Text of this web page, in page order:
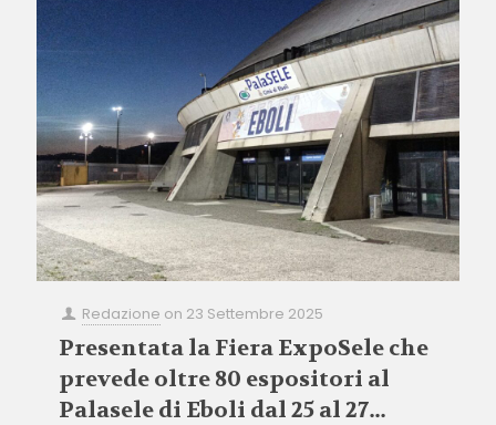
Redazione on 23 Settembre 2025
Presentata la Fiera ExpoSele che
prevede oltre 80 espositori al
Palasele di Eboli dal 25 al 27